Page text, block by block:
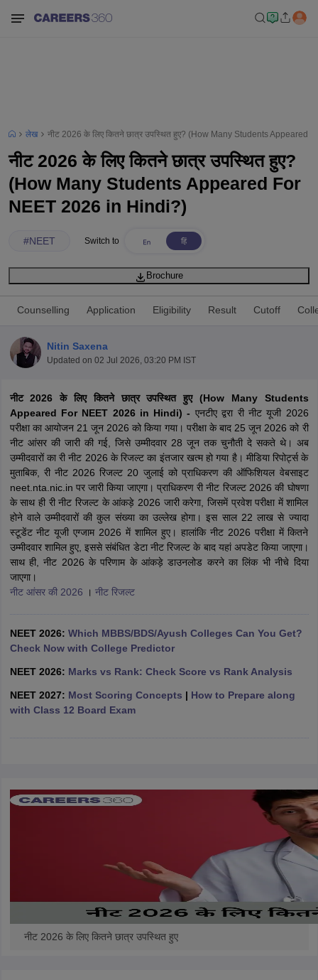
NEET PG Counselling
NEET MDS Cutoff
Cutoff
Nursing Fees StructureAIIMS BSc Nursing ResultAIIMS BSc
in Bangalore Medical Colleges in Chennai
Medical Colleges in
in India
MDS Colleges in India
in IndiaVeterinary Science Colleges in Maharashtra
लेख नीट 2026 के लिए कितने छात्र उपस्थित हुए? (How Many Students Appeared
नीट 2026 के लिए कितने छात्र उपस्थित हुए?
(How Many Students Appeared For
NEET 2026 in Hindi?)
#NEET Switch to
Brochure
Counselling Application Eligibility Result Cutoff
Nitin Saxena
Updated on 02 Jul 2026, 03:20 PM IST
नीट 2026 के लिए कितने छात्र उपस्थित हुए (How Many Students
Appeared For NEET 2026 in Hindi) - एनटीए द्वरा री नीट यूजी 2026
परीक्षा का आयोजन 21 जून 2026 को किया गया। परीक्षा के बाद 25 जून 2026 को री
नीट आंसर की जारी की गई, जिसे उम्मीदवार 28 जून तक चुनौती दे सकते थे। अब
उम्मीदवारों का री नीट 2026 के रिजल्ट का इंतजार खत्म हो गया है। मीडिया रिपोर्ट्स के
मुताबिक, री नीट 2026 रिजल्ट 20 जुलाई को प्राधिकरण की ऑफिशियल वेबसाइट
neet.nta.nic.in पर जारी किया जाएगा। प्राधिकरण री नीट रिजल्ट 2026 की घोषणा
के साथ ही री नीट रिजल्ट के आंकड़े 2026 जारी करेगा, जिसमें प्रवेश परीक्षा में शामिल
होने वाले उम्मीदवारों की कुल संख्या का उल्लेख होगा। इस साल 22 लाख से ज्यादा
स्टूडेंट नीट यूजी एग्जाम 2026 में शामिल हुए। हालांकि नीट 2026 परीक्षा में कितने
उम्मीदवार शामिल हुए, इससे संबंधित डेटा नीट रिजल्ट के बाद यहां अपडेट किया जाएगा।
साथ ही, नीट 2026 के परिणाम के आंकड़े डाउनलोड करने का लिंक भी नीचे दिया
जाएगा।
नीट आंसर की 2026 । नीट रिजल्ट
NEET 2026: Which MBBS/BDS/Ayush Colleges Can You Get?
Check Now with College Predictor
NEET 2026: Marks vs Rank: Check Score vs Rank Analysis
NEET 2027: Most Scoring Concepts | How to Prepare along
with Class 12 Board Exam
नीट 2026 के लिए कितने छात्र उपस्थित हुए